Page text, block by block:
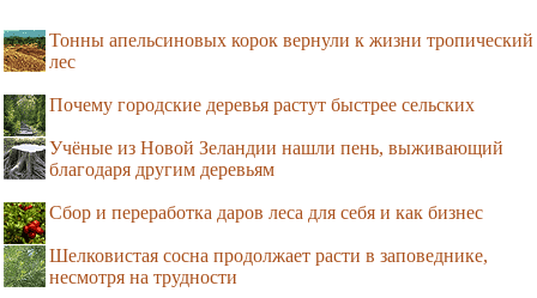
Тонны апельсиновых корок вернули к жизни тропический
лес
Почему городские деревья растут быстрее сельских
Учёные из Новой Зеландии нашли пень, выживающий
благодаря другим деревьям
Сбор и переработка даров леса для себя и как бизнес
Шелковистая сосна продолжает расти в заповеднике,
несмотря на трудности